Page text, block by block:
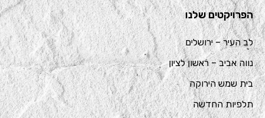
הפרויקטים שלנו
לב העיר – ירושלים
נווה אביב – ראשון לציון
בית שמש הירוקה
תלפיות החדשה